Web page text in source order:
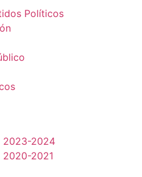
Políticos
2023-2024
2020-2021